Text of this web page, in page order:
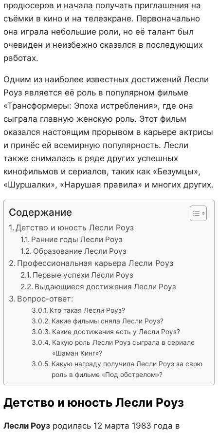
продюсеров и начала получать приглашения на
съёмки в кино и на телеэкране. Первоначально
она играла небольшие роли, но её талант был
очевиден и неизбежно сказался в последующих
работах.
Одним из наиболее известных достижений Лесли
Роуз является её роль в популярном фильме
«Трансформеры: Эпоха истребления», где она
сыграла главную женскую роль. Этот фильм
оказался настоящим прорывом в карьере актрисы
и принёс ей всемирную популярность. Лесли
также снималась в ряде других успешных
кинофильмов и сериалов, таких как «Безумцы»,
«Шуршалки», «Нарушая правила» и многих других.
Содержание
Детство и юность Лесли Роуз
Ранние годы Лесли Роуз
Образование Лесли Роуз
Профессиональная карьера Лесли Роуз
Первые успехи Лесли Роуз
Выдающиеся достижения Лесли Роуз
Вопрос-ответ:
Кто такая Лесли Роуз?
Какие фильмы сняла Лесли Роуз?
Какие достижения есть у Лесли Роуз?
Какую роль Лесли Роуз сыграла в сериале
«Шаман Кинг»?
Какую награду получила Лесли Роуз за свою
роль в фильме «Под обстрелом»?
Детство и юность Лесли Роуз
Лесли Роузродилась 12 марта 1983 года в